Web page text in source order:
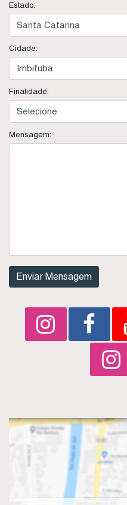
Estado:
Cidade:
Finalidade:
Mensagem: